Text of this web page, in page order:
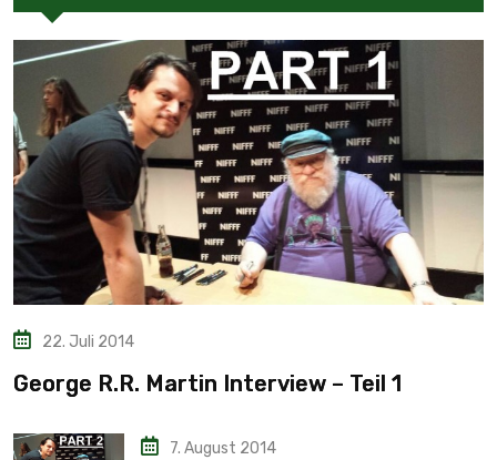
22. Juli 2014
George R.R. Martin Interview – Teil 1
7. August 2014